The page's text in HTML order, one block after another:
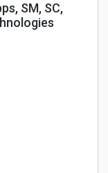
SM, SC,